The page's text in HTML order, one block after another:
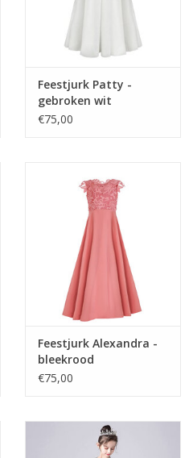
Feestjurk Patty -
gebroken wit
€75,00
Feestjurk Alexandra -
bleekrood
€75,00